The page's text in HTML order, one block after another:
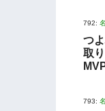
792:
つ
取
793: